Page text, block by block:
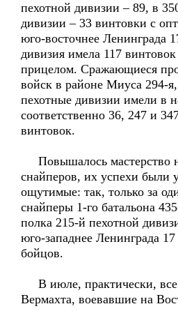
пехотной дивизии – 89, в
дивизии – 33 винтовки с
юго-восточнее Ленинграда
дивизия имела 117
прицелом. Сражающиеся
войск в районе Миуса 294-
пехотные дивизии имели в
соответственно 36, 247 и
винтовок.
Повышалось мастерство
снайперов, их успехи были
ощутимые: так, только за
снайперы 1-го батальона
полка 215-й пехотной
юго-западнее Ленинграда 17
бойцов.
В июле, практически, все
Вермахта, воевавшие на